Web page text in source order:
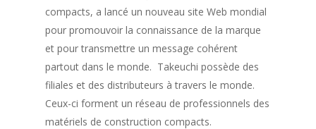
compacts, a lancé un nouveau site Web mondial
pour promouvoir la connaissance de la marque
et pour transmettre un message cohérent
partout dans le monde. Takeuchi possède des
filiales et des distributeurs à travers le monde.
Ceux-ci forment un réseau de professionnels des
matériels de construction compacts.